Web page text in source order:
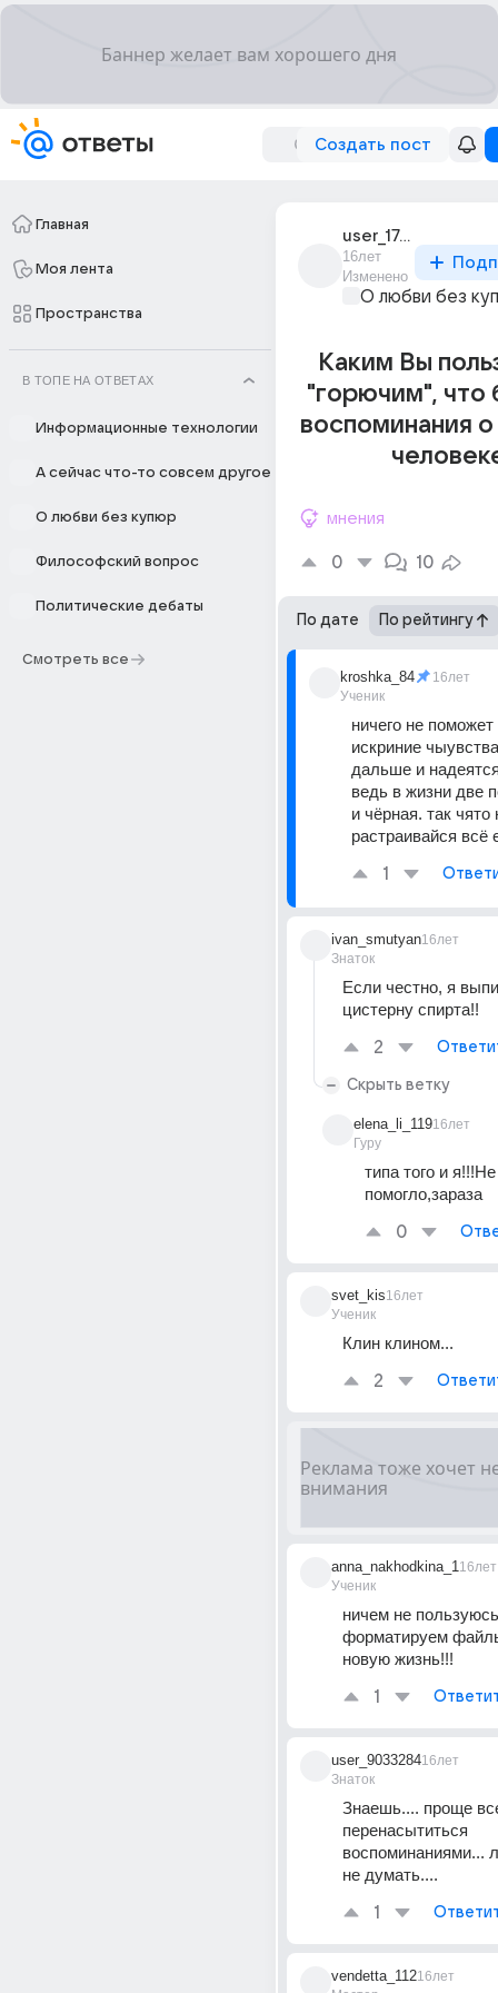
Создать пост
Главная
Моя лента
Пространства
В ТОПЕ НА ОТВЕТАХ
Информационные технологии
А сейчас что-то совсем другое
О любви без купюр
Философский вопрос
Политические дебаты
Смотреть все
user_17640134
16лет
Изменено
О любви без
Каким Вы
"горючим", что
воспоминания
мнения
0 10
По дате По рейтингу
kroshka_84
Ученик
16лет
ничего не поможет
искриние
дальше и
ведь в жизни две
и чёрная. так чято
растраивайся всё
1
ivan_smutyan
Знаток
16лет
Если честно, я
цистерну спирта!!
2
Скрыть ветку
elena_li_119
Гуру
16лет
типа того и я!!!Не
помогло,зараза
0
svet_kis
Ученик
16лет
Клин клином...
2
anna_nakhodkina_1
Ученик
16лет
ничем не
форматируем
новую жизнь!!!
1
user_9033284
Знаток
16лет
Знаешь.... проще
перенасытиться
воспоминаниями...
не думать....
1
vendetta_11216лет